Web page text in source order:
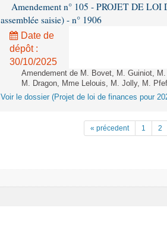
Amendement n° 105 - PROJET DE
assemblée saisie) - n° 1906
Date de
dépôt :
30/10/2025
Amendement de M. Bovet, M. Guiniot,
M. Dragon, Mme Lelouis, M. Jolly, M.
Voir le dossier (Projet de loi de finances pour
« précedent 1 2